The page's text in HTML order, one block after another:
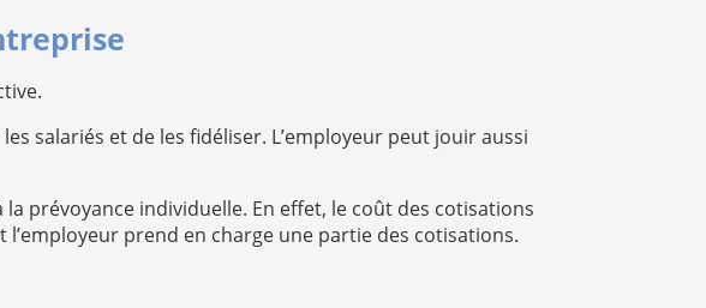
salariés et de les fidéliser. L’employeur peut jouir aussi
prévoyance individuelle. En effet, le coût des cotisations
prend en charge une partie des cotisations.